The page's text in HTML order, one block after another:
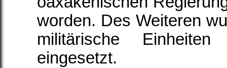
worden. Des Weiteren
militärische
eingesetzt.